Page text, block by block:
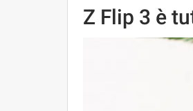
Z Flip 3 è